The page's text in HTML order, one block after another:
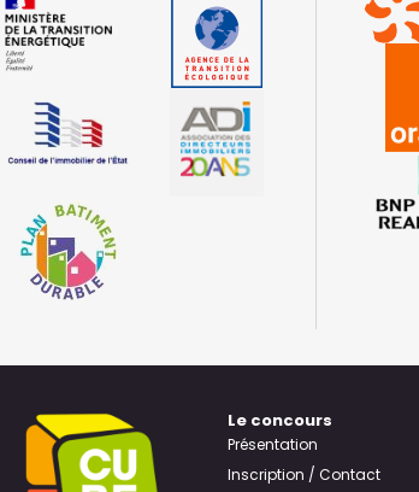
Le concours
Présentation
Inscription / Contact